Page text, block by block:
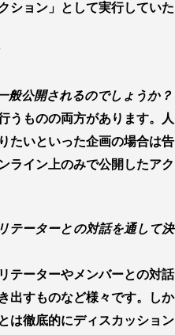
ション」として実行していた
般公開されるのでしょうか？
うものの両方があります。人
たいといった企画の場合は告
ライン上のみで公開したアク
テーターとの対話を通して決
テーターやメンバーとの対話
出すものなど様々です。しか
は徹底的にディスカッション